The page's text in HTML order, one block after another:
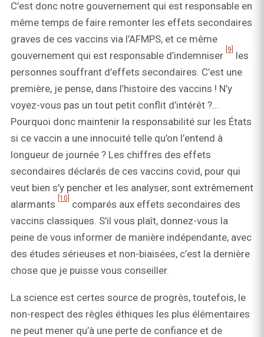
C’est donc notre gouvernement qui est responsable en
même temps de faire remonter les effets secondaires
graves de ces vaccins via l’AFMPS, et ce même
gouvernement qui est responsable d’indemniser [9]
les
personnes souffrant d’effets secondaires. C’est une
première, je pense, dans l’histoire des vaccins ! N’y
voyez-vous pas un tout petit conflit d’intérêt ?...
Pourquoi donc maintenir la responsabilité sur les États
si ce vaccin a une innocuité telle qu’on l’entend à
longueur de journée ? Les chiffres des effets
secondaires déclarés de ces vaccins covid, pour qui
veut bien s’y pencher et les analyser, sont extrêmement
alarmants
[10]
comparés aux effets secondaires des
vaccins classiques. S’il vous plaît, donnez-vous la
peine de vous informer de manière indépendante, avec
des études sérieuses et non-biaisées, c’est la dernière
chose que je puisse vous conseiller.
La science est certes source de progrès, toutefois, le
non-respect des règles éthiques les plus élémentaires
ne peut mener qu’à une perte de confiance et de